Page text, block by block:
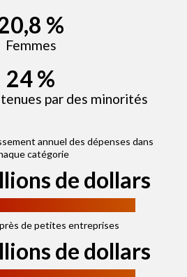
%
Femmes
24 %
par des minorités
annuel des dépenses dans
catégorie
de dollars
de petites entreprises
de dollars